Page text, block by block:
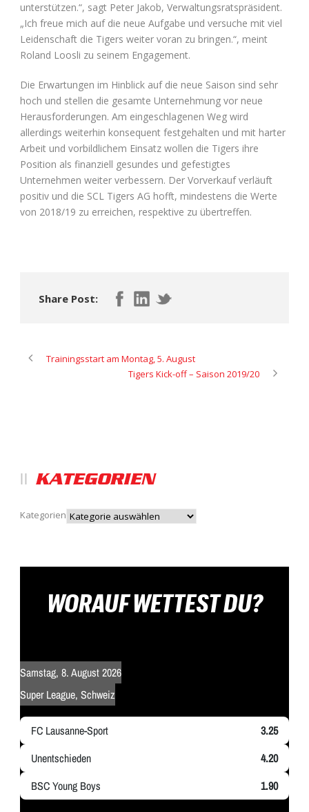
unterstützen.“, sagt Peter Jakob, Verwaltungsratspräsident.
„Ich freue mich auf die neue Aufgabe und versuche mit viel
Leidenschaft die Tigers weiter voran zu bringen.“, meint
Roland Loosli zu seinem Engagement.
Die Erwartungen im Hinblick auf die neue Saison sind sehr
hoch und stellen die gesamte Unternehmung vor neue
Herausforderungen. Am eingeschlagenen Weg wird
allerdings weiterhin konsequent festgehalten und mit harter
Arbeit und vorbildlichem Einsatz wollen die Tigers ihre
Position als finanziell gesundes und gefestigtes
Unternehmen weiter verbessern. Der Vorverkauf verläuft
positiv und die SCL Tigers AG hofft, mindestens die Werte
von 2018/19 zu erreichen, respektive zu übertreffen.
Share Post:
Trainingsstart am Montag, 5. August
Tigers Kick-off – Saison 2019/20
KATEGORIEN
Kategorien